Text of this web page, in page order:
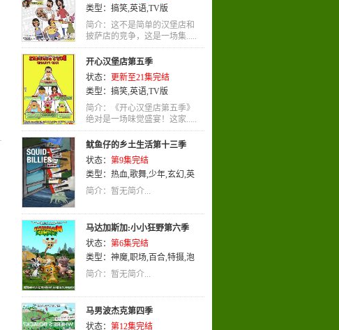
类型： 搞笑,英语,TV版
简介：这不是简单的汉堡店和
披萨店的竞争，这是一场集.....
开心汉堡店第五季
状态： 更新至21集完结
类型： 搞笑,英语,TV版
简介：《开心汉堡店第五季》
绝对是一场味觉盛宴！这家.....
鱿鱼仔的乡土生活第十三季
状态： 第9集完结
类型： 热血,歌舞,少年,玄幻,英
语,动画,喜剧
简介：暂无简介...
马达加斯加:小小狂野第六季
状态： 第6集完结
类型： 神魔,职场, 百合,特摄,泡
面番,冒险,英语,歌舞
简介：暂无简介...
马男波杰克第四季
状态： 第12集完结